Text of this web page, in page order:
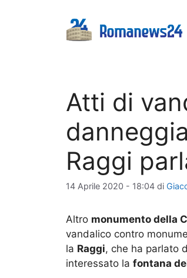
Atti di
Raggi
14 Aprile 2020 - 18:04 di
Altro monumento della
vandalico contro
la Raggi, che ha parlato
interessato la fontana